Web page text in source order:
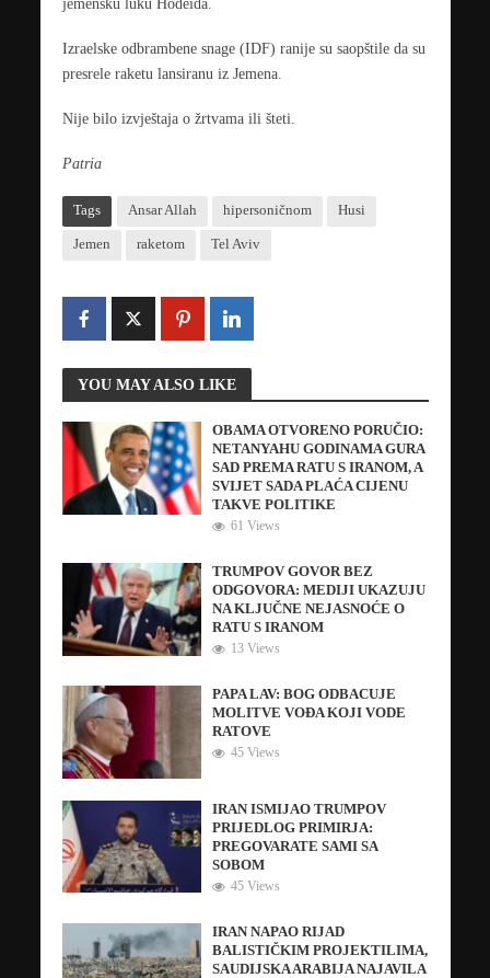
jemensku luku Hodeida.
Izraelske odbrambene snage (IDF) ranije su saopštile da su
presrele raketu lansiranu iz Jemena.
Nije bilo izvještaja o žrtvama ili šteti.
Patria
Tags Ansar Allah hipersoničnom Husi
Jemen raketom Tel Aviv
YOU MAY ALSO LIKE
OBAMA OTVORENO PORUČIO:
NETANYAHU GODINAMA GURA
SAD PREMA RATU S IRANOM, A
SVIJET SADA PLAĆA CIJENU
TAKVE POLITIKE
61 Views
TRUMPOV GOVOR BEZ
ODGOVORA: MEDIJI UKAZUJU
NA KLJUČNE NEJASNOĆE O
RATU S IRANOM
13 Views
PAPA LAV: BOG ODBACUJE
MOLITVE VOĐA KOJI VODE
RATOVE
45 Views
IRAN ISMIJAO TRUMPOV
PRIJEDLOG PRIMIRJA:
PREGOVARATE SAMI SA
SOBOM
45 Views
IRAN NAPAO RIJAD
BALISTIČKIM PROJEKTILIMA,
SAUDIJSKA ARABIJA NAJAVILA